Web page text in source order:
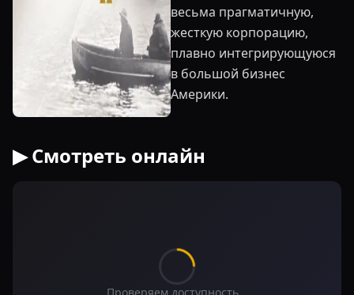
весьма прагматичную,
жесткую корпорацию,
плавно интегрирующуюся
в большой бизнес
Америки.
▶ Смотреть онлайн
Проверяем доступность...